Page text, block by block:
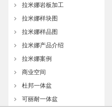
拉米娜岩板加工
拉米娜样块图
拉米娜样品图
拉米娜产品介绍
拉米娜案例
商业空间
杜邦一体盆
可丽耐一体盆